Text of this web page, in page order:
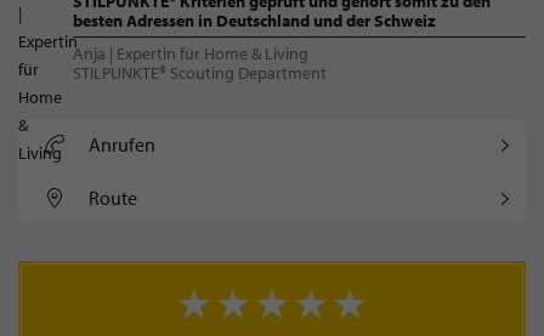
besten Adressen in Deutschland und der Schweiz
Anja | Expertin für Home & Living
STILPUNKTE® Scouting Department
Anrufen
Route